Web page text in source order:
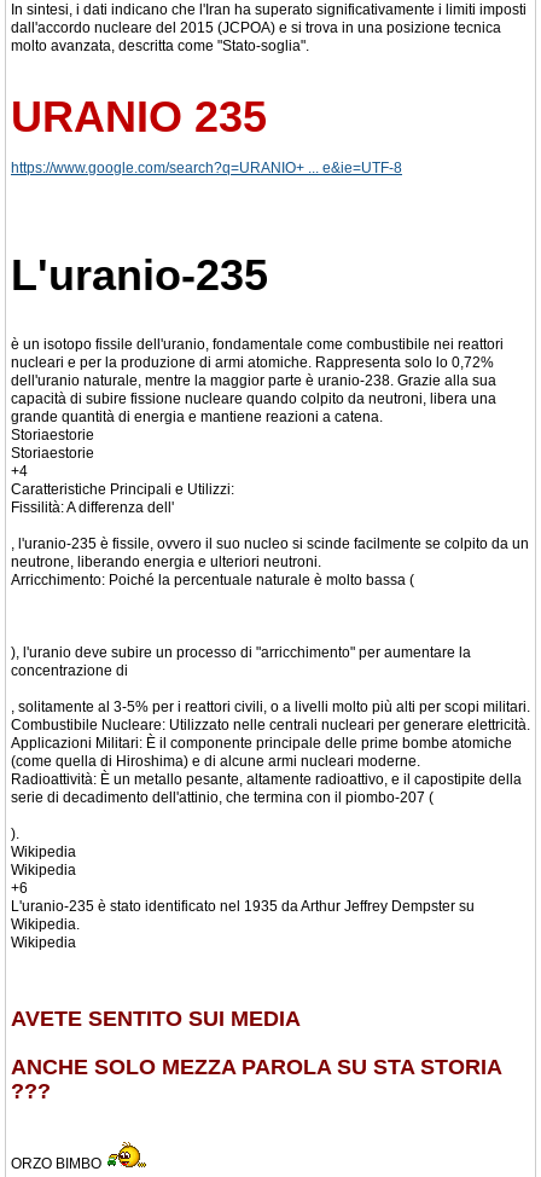
In sintesi, i dati indicano che l'Iran ha superato significativamente i limiti imposti
dall'accordo nucleare del 2015 (JCPOA) e si trova in una posizione tecnica
molto avanzata, descritta come "Stato-soglia".
URANIO 235
https://www.google.com/search?q=URANIO+ ... e&ie=UTF-8
L'uranio-235
è un isotopo fissile dell'uranio, fondamentale come combustibile nei reattori
nucleari e per la produzione di armi atomiche. Rappresenta solo lo 0,72%
dell'uranio naturale, mentre la maggior parte è uranio-238. Grazie alla sua
capacità di subire fissione nucleare quando colpito da neutroni, libera una
grande quantità di energia e mantiene reazioni a catena.
Storiaestorie
Storiaestorie
+4
Caratteristiche Principali e Utilizzi:
Fissilità: A differenza dell'
, l'uranio-235 è fissile, ovvero il suo nucleo si scinde facilmente se colpito da un
neutrone, liberando energia e ulteriori neutroni.
Arricchimento: Poiché la percentuale naturale è molto bassa (
), l'uranio deve subire un processo di "arricchimento" per aumentare la
concentrazione di
, solitamente al 3-5% per i reattori civili, o a livelli molto più alti per scopi militari.
Combustibile Nucleare: Utilizzato nelle centrali nucleari per generare elettricità.
Applicazioni Militari: È il componente principale delle prime bombe atomiche
(come quella di Hiroshima) e di alcune armi nucleari moderne.
Radioattività: È un metallo pesante, altamente radioattivo, e il capostipite della
serie di decadimento dell'attinio, che termina con il piombo-207 (
).
Wikipedia
Wikipedia
+6
L'uranio-235 è stato identificato nel 1935 da Arthur Jeffrey Dempster su
Wikipedia.
Wikipedia
AVETE SENTITO SUI MEDIA
ANCHE SOLO MEZZA PAROLA SU STA STORIA
???
ORZO BIMBO